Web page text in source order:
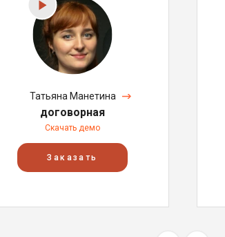
Татьяна Манетина
договорная
Скачать демо
Заказать